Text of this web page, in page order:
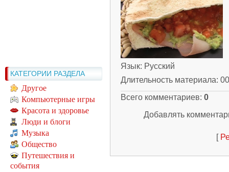
КАТЕГОРИИ РАЗДЕЛА
Другое
Компьютерные игры
Красота и здоровье
Люди и блоги
Музыка
Общество
Путешествия и
события
Язык: Русский
Длительность материала:
Всего комментариев: 0
Добавлять
[